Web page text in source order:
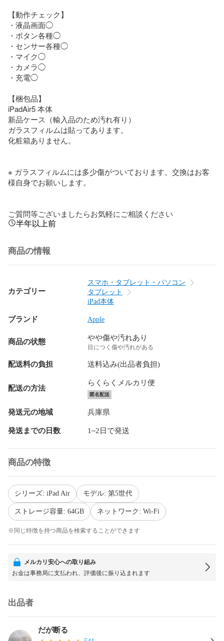
【動作チェック】
・液晶画面◯
・ボタン各種◯
・センサー各種◯
・マイク◯
・カメラ◯
・充電◯
【梱包品】
iPadAir5 本体
新品ケース（輸入品のため汚れ有り）
ガラスフィルムは貼ってあります。
化粧箱ありません。
※ ガラスフィルムには多少傷がついております。交換はお客
様自身でお願いします。
ご質問等ございましたらお気軽にご相談ください
半年以上前
商品の情報
カテゴリー
スマホ・タブレット・パソコン
タブレット
iPad本体
ブランド Apple
商品の状態 やや傷や汚れあり
目につく傷や汚れがある
配送料の負担 送料込み(出品者負担)
配送の方法
らくらくメルカリ便
匿名配送
発送元の地域 兵庫県
発送までの日数 1~2日で発送
商品の特徴
シリーズ: iPad Air モデル: 第5世代
ストレージ容量: 64GB ネットワーク: Wi-Fi
※同じ特徴を持つ商品を検索することができます
メルカリ安心への取り組み
お金は事務局に支払われ、評価後に振り込まれます
出品者
だが断る